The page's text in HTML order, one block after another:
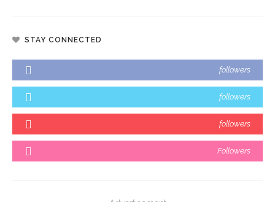
STAY CONNECTED
followers
followers
followers
Followers